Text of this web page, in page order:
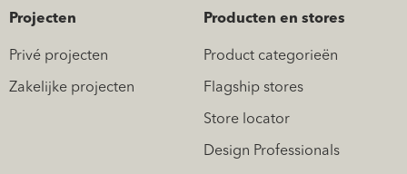
Projecten
Privé projecten
Zakelijke projecten
Producten en stores
Product categorieën
Flagship stores
Store locator
Design Professionals